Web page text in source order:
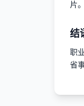
片
结
职
省